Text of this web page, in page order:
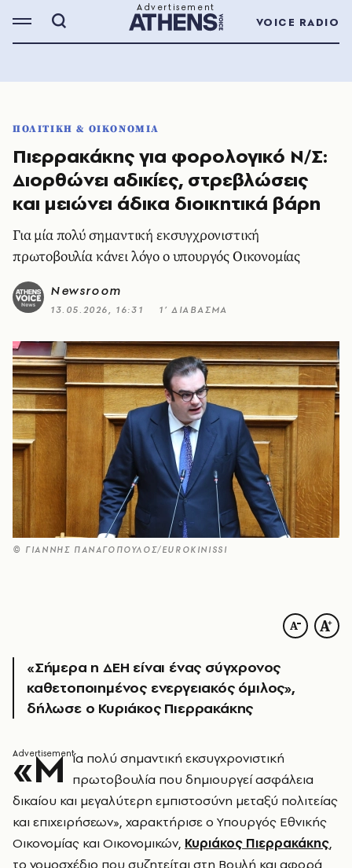
VOICE RADIO
ΠΟΛΙΤΙΚΗ & ΟΙΚΟΝΟΜΙΑ
Πιερρακάκης για φορολογικό Ν/Σ:
Διορθώνει αδικίες, στρεβλώσεις
και μειώνει άδικα διοικητικά βάρη
Για μία πολύ σημαντική εκσυγχρονιστική
πρωτοβουλία κάνει λόγο ο υπουργός Οικονομίας
Newsroom
13.05.2026, 16:31 1’ ΔΙΑΒΑΣΜΑ
© ΓΙΑΝΝΗΣ ΠΑΝΑΓΟΠΟΥΛΟΣ/EUROKINISSI
«Σήμερα η ΔΕΗ είναι ένας σύγχρονος
καθετοποιημένος ενεργειακός όμιλος»,
δήλωσε ο Κυριάκος Πιερρακάκης
«Μ ία πολύ σημαντική εκσυγχρονιστική
πρωτοβουλία που δημιουργεί ασφάλεια
δικαίου και μεγαλύτερη εμπιστοσύνη μεταξύ πολιτείας
και επιχειρήσεων», χαρακτήρισε ο Υπουργός Εθνικής
Οικονομίας και Οικονομικών, Κυριάκος Πιερρακάκης,
το νομοσχέδιο που συζητείται στη Βουλή και αφορά